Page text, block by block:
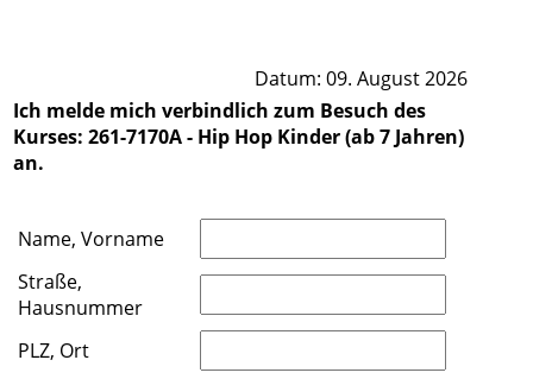
Datum: 09. August 2026
Ich melde mich verbindlich zum Besuch des
Kurses: 261-7170A - Hip Hop Kinder (ab 7 Jahren)
an.
Name, Vorname
Straße,
Hausnummer
PLZ, Ort